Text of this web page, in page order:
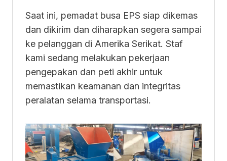
Saat ini, pemadat busa EPS siap dikemas
dan dikirim dan diharapkan segera sampai
ke pelanggan di Amerika Serikat. Staf
kami sedang melakukan pekerjaan
pengepakan dan peti akhir untuk
memastikan keamanan dan integritas
peralatan selama transportasi.